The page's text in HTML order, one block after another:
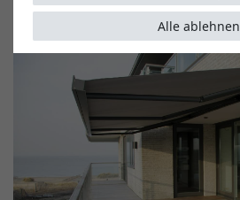
Markisen Inspirationen
Alle ablehnen